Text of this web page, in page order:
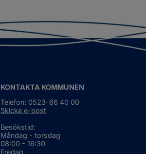
KONTAKTA KOMMUNEN
Telefon: 0523-66 40 00
Skicka e-post
Besökstid:
Måndag - torsdag
08:00 - 16:30
Fredag